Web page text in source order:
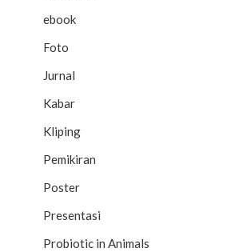
ebook
Foto
Jurnal
Kabar
Kliping
Pemikiran
Poster
Presentasi
Probiotic in Animals